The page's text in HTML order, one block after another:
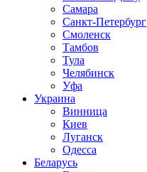
Самара
Санкт-Петербург
Смоленск
Тамбов
Тула
Челябинск
Уфа
Украина
Винница
Киев
Луганск
Одесса
Беларусь